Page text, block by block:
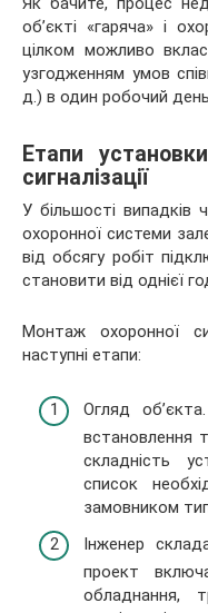
об’єкті «гаряча» і
цілком можливо
узгодженням умов
д.) в один робочий
Етапи
сигналізації
У більшості випадків
охоронної системи
від обсягу робіт
становити від однієї
Монтаж охоронної
наступні етапи:
Огляд
встановлення
складність
список
замовником тип
Інженер
проект
обладнання,